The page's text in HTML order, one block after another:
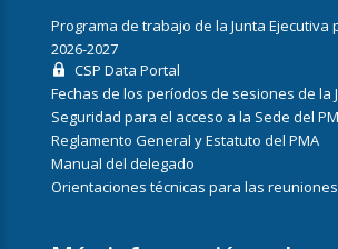
Programa de trabajo de la Junta Ejecutiva
2026-2027
CSP Data Portal
Fechas de los períodos de sesiones de la
Seguridad para el acceso a la Sede del
Reglamento General y Estatuto del PMA
Manual del delegado
Orientaciones técnicas para las